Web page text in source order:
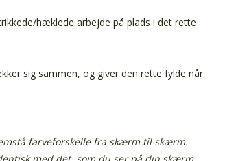
hæklede arbejde på plads i det rette
sig sammen, og giver den rette fylde når
farveforskelle fra skærm til skærm.
med det, som du ser på din skærm.